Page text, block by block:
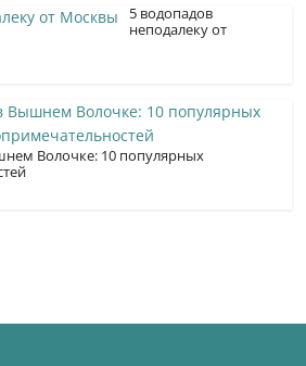
5 водопадов
неподалеку от
Волочке: 10 популярных